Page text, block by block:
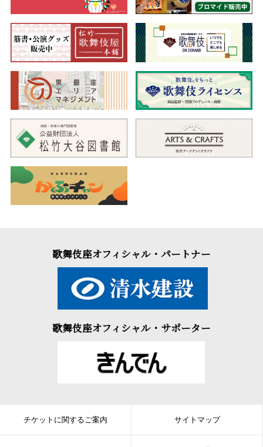
歌舞伎座オフィシャル・パートナー
歌舞伎座オフィシャル・サポーター
チケットに関するご案内 サイトマップ